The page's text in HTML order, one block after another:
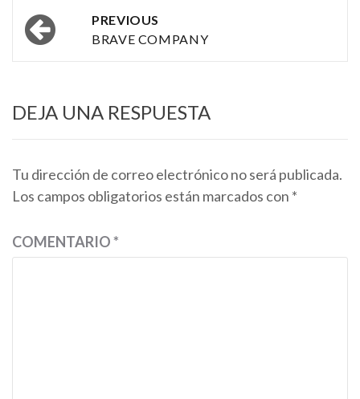
Post
navigation
PREVIOUS
BRAVE COMPANY
DEJA UNA RESPUESTA
Tu dirección de correo electrónico no será publicada.
Los campos obligatorios están marcados con *
COMENTARIO*